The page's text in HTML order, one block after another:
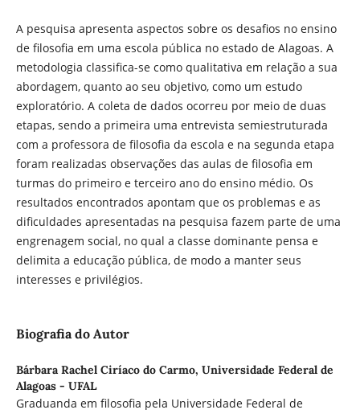
A pesquisa apresenta aspectos sobre os desafios no ensino
de filosofia em uma escola pública no estado de Alagoas. A
metodologia classifica-se como qualitativa em relação a sua
abordagem, quanto ao seu objetivo, como um estudo
exploratório. A coleta de dados ocorreu por meio de duas
etapas, sendo a primeira uma entrevista semiestruturada
com a professora de filosofia da escola e na segunda etapa
foram realizadas observações das aulas de filosofia em
turmas do primeiro e terceiro ano do ensino médio. Os
resultados encontrados apontam que os problemas e as
dificuldades apresentadas na pesquisa fazem parte de uma
engrenagem social, no qual a classe dominante pensa e
delimita a educação pública, de modo a manter seus
interesses e privilégios.
Biografia do Autor
Bárbara Rachel Ciríaco do Carmo, Universidade Federal de
Alagoas - UFAL
Graduanda em filosofia pela Universidade Federal de